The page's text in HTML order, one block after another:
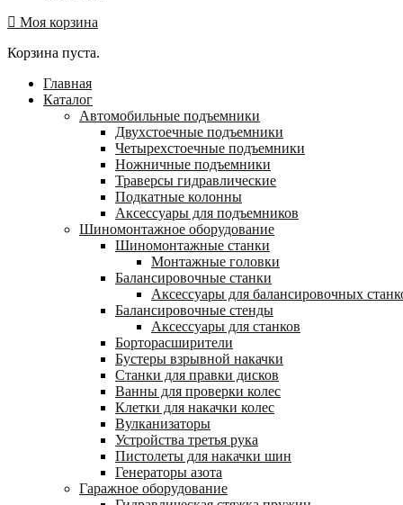
Моя корзина
Корзина пуста.
Главная
Каталог
Автомобильные подъемники
Двухстоечные подъемники
Четырехстоечные подъемники
Ножничные подъемники
Траверсы гидравлические
Подкатные колонны
Аксессуары для подъемников
Шиномонтажное оборудование
Шиномонтажные станки
Монтажные головки
Балансировочные станки
Аксессуары для балансировочных
Балансировочные стенды
Аксессуары для станков
Борторасширители
Бустеры взрывной накачки
Станки для правки дисков
Ванны для проверки колес
Клетки для накачки колес
Вулканизаторы
Устройства третья рука
Пистолеты для накачки шин
Генераторы азота
Гаражное оборудование